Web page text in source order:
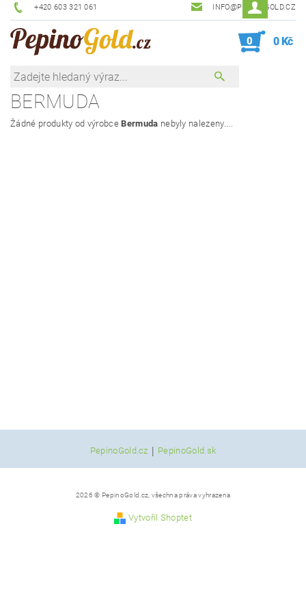
+420 603 321 061 INFO@PEPINOGOLD.CZ
0 0 Kč
BERMUDA
Žádné produkty od výrobceBermuda nebyly nalezeny....
PepinoGold.cz | PepinoGold.sk
2026 © PepinoGold.cz, všechna práva vyhrazena
Vytvořil Shoptet